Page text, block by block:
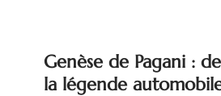
Genèse de Pagani :
la légende